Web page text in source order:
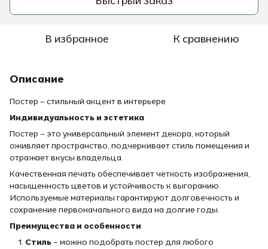
В избранное К сравнению
Описание
Постер – стильный акцент в интерьере
Индивидуальность и эстетика
Постер – это универсальный элемент декора, который
оживляет пространство, подчеркивает стиль помещения и
отражает вкусы владельца.
Качественная печать обеспечивает четкость изображения,
насыщенность цветов и устойчивость к выгоранию.
Используемые материалы гарантируют долговечность и
сохранение первоначального вида на долгие годы.
Преимущества и особенности
Стиль– можно подобрать постер для любого